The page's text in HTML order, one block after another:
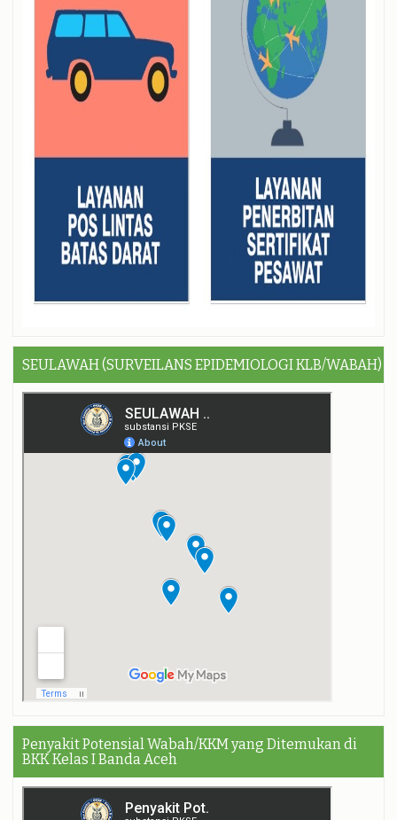
SEULAWAH (SURVEILANS EPIDEMIOLOGI KLB/WABAH)
Penyakit Potensial Wabah/KKM yang Ditemukan di
BKK Kelas I Banda Aceh